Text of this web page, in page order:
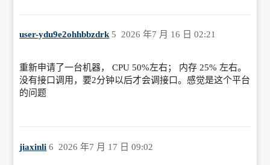
user-ydu9e2ohhbbzdrk 2026 年7 月 16 日 02:21
5
重新申请了一台机器， CPU 50%左右； 内存 25% 左右。
没有接口调用，要2分钟以后才会调接口。感觉是这个平台
的问题
jiaxinli 2026 年7 月 17 日 09:02
6